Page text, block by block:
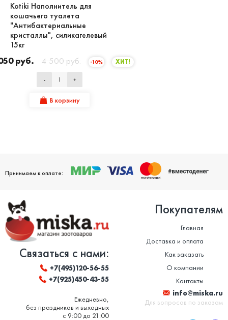
Kotiki Наполнитель для
кошачьего туалета
"Антибактериальные
кристаллы", силикагелевый
15кг
руб. 4 500 руб. -10% ХИТ!
- +
В корзину
Принимаем к оплате:
Связаться с нами:
+7(495)120-56-55
+7(925)450-43-55
Ежедневно,
без праздников и выходных
с 9:00 до 21:00
Покупателям
Главная
Доставка и оплата
Как заказать
О компании
Контакты
info@miska.ru
Для вопросов по заказам